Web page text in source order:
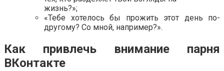
жизнь?»;
«Тебе хотелось бы прожить этот день по-
другому? Со мной, например?».
Как привлечь внимание парня
ВКонтакте